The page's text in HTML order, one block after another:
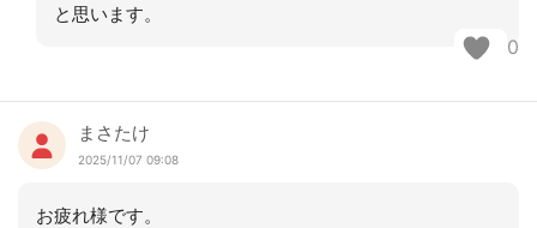
と思います。
0
まさたけ
2025/11/07 09:08
お疲れ様です。